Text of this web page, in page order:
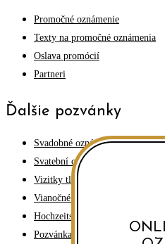
Promočné oznámenie
Texty na promočné oznámenia
Oslava promócií
Partneri
Ďalšie pozvánky
Svadobné oznámenia
Svatební oznámení
Vizitky tlač
Vianočné pozdravy
Hochzeits einladungen
Pozvánka na oslavu